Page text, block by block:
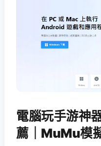
電腦玩手游神
薦｜MuMu模